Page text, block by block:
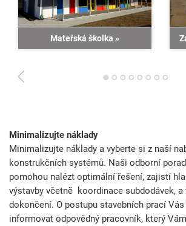
Mateřská školka »
1 2 3 4 5 6 7 8
Minimalizujte náklady
Minimalizujte náklady a vyberte si z naší
konstrukčních systémů. Naši odborní
pomohou nalézt optimální řešení, zajistí
výstavby včetně koordinace subdodávek, a
dokončení. O postupu stavebních prací Vás
informovat odpovědný pracovník, který